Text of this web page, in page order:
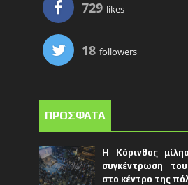
729 likes
18 followers
ΠΡΟΣΦΑΤΑ
Η Κόρινθος
συγκέντρωση
στο κέντρο της